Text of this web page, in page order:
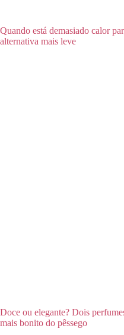
Quando está demasiado calor
alternativa mais leve
Doce ou elegante? Dois
mais bonito do pêssego